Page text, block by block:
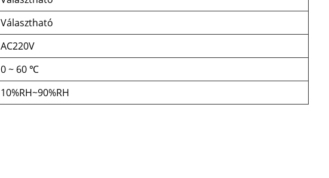
Választható
AC220V
0 ~ 60 ℃
10%RH~90%RH